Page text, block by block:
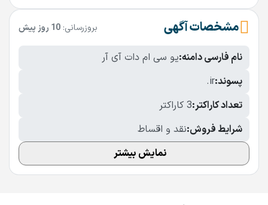
مشخصات آگهی بروزرسانی: 10 روز پیش
نام فارسی دامنه:یو سی ام دات آی آر
پسوند:.ir
تعداد کاراکتر:3 کاراکتر
شرایط فروش:نقد و اقساط
نمایش بیشتر